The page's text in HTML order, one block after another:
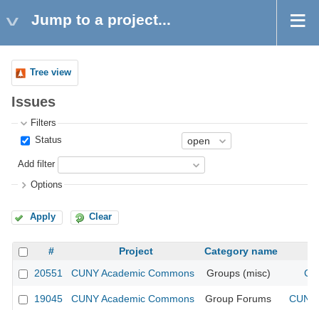
Jump to a project...
Tree view
Issues
Filters
Status
Add filter
Options
Apply Clear
# Project
Category name
20551
CUNY Academic Commons Groups (misc)
19045 CUNY Academic Commons Group Forums